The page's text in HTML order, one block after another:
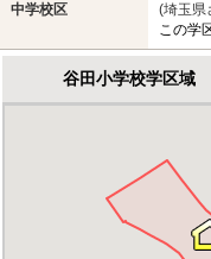
中学校区
(埼玉県
この学
谷田小学校学区域